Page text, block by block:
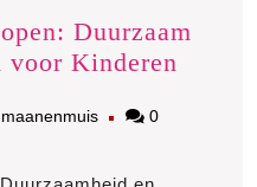
Duurzaam
voor Kinderen
maanenmuismaanenmuis
0